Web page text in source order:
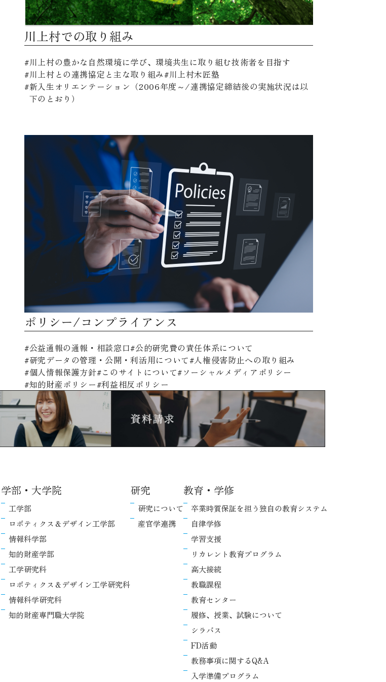
川上村での取り組み
川上村の豊かな自然環境に学び、環境共生に取り組む技術者を目指す
川上村との連携協定と主な取り組み
川上村木匠塾
新入生オリエンテーション（2006年度～/連携協定締結後の実施状況は以
下のとおり）
ポリシー/コンプライアンス
公益通報の通報・相談窓口 公的研究費の責任体系について
研究データの管理・公開・利活用について
人権侵害防止への取り組み
個人情報保護方針 このサイトについて
ソーシャルメディアポリシー
知的財産ポリシー 利益相反ポリシー
学部・大学院
工学部
ロボティクス＆デザイン工学部
情報科学部
知的財産学部
工学研究科
ロボティクス＆デザイン工学研究科
情報科学研究科
知的財産専門職大学院
研究
研究について
産官学連携
教育・学修
卒業時質保証を担う独自の教育システム
自律学修
学習支援
リカレント教育プログラム
高大接続
教職課程
教育センター
履修、授業、試験について
シラバス
FD活動
教務事項に関するQ&A
入学準備プログラム